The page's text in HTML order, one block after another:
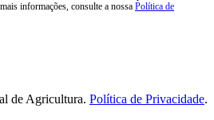
informações, consulte a nossa Política de
de Agricultura. Política de Privacidade.